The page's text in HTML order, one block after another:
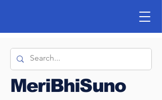
MeriBhiSuno